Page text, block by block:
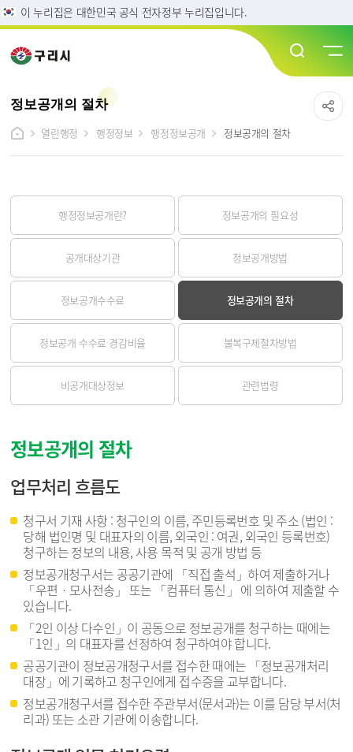
이 누리집은 대한민국 공식 전자정부 누리집입니다.
정보공개의 절차
열린행정
행정정보 행정정보공개 정보공개의 절차
행정정보공개란? 정보공개의 필요성
공개대상기관 정보공개방법
정보공개수수료 정보공개의 절차
정보공개 수수료 경감비율 불복구제절차방법
비공개대상정보 관련법령
정보공개의 절차
업무처리 흐름도
청구서 기재 사항 : 청구인의 이름, 주민등록번호 및 주소 (법인 :
당해 법인명 및 대표자의 이름, 외국인 : 여권, 외국인 등록번호)
청구하는 정보의 내용, 사용 목적 및 공개 방법 등
정보공개청구서는 공공기관에 「직접 출석」하여 제출하거나
「우편ㆍ모사전송」 또는 「컴퓨터 통신」 에 의하여 제출할 수
있습니다.
「2인 이상 다수인」이 공동으로 정보공개를 청구하는 때에는
「1인」의 대표자를 선정하여 청구하여야 합니다.
공공기관이 정보공개청구서를 접수한 때에는 「정보공개처리
대장」에 기록하고 청구인에게 접수증을 교부합니다.
정보공개청구서를 접수한 주관부서(문서과)는 이를 담당 부서(처
리과) 또는 소관 기관에 이송합니다.